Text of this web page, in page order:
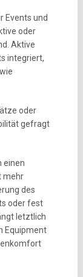
Events und
oder
Aktive
integriert,
oder
gefragt
einen
mehr
des
oder fest
letztlich
Equipment